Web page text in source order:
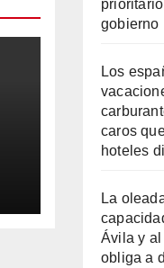
gobierno
Los
caros
hoteles
La
Ávila y al
obliga a